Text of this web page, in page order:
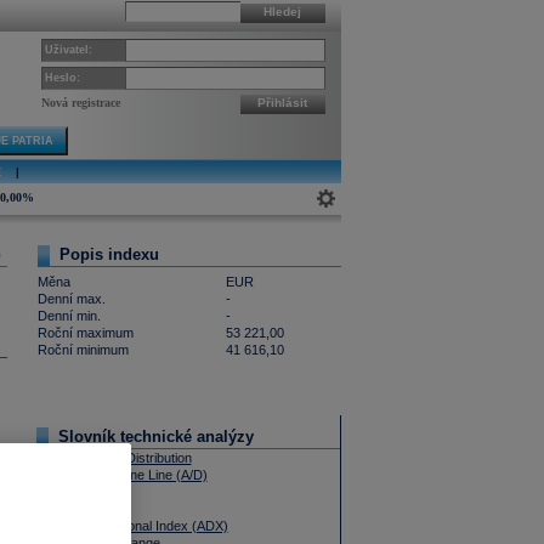
Hledej
Uživatel:
Heslo:
Nová registrace Přihlásit
PATRIA
0,00%
Popis indexu
Měna
EUR
Denní max.
-
Denní min.
-
Roční maximum
53 221,00
Roční minimum
41 616,10
Slovník technické analýzy
Accumulation / Distribution
Advance - Decline Line (A/D)
Average Directional Index (ADX)